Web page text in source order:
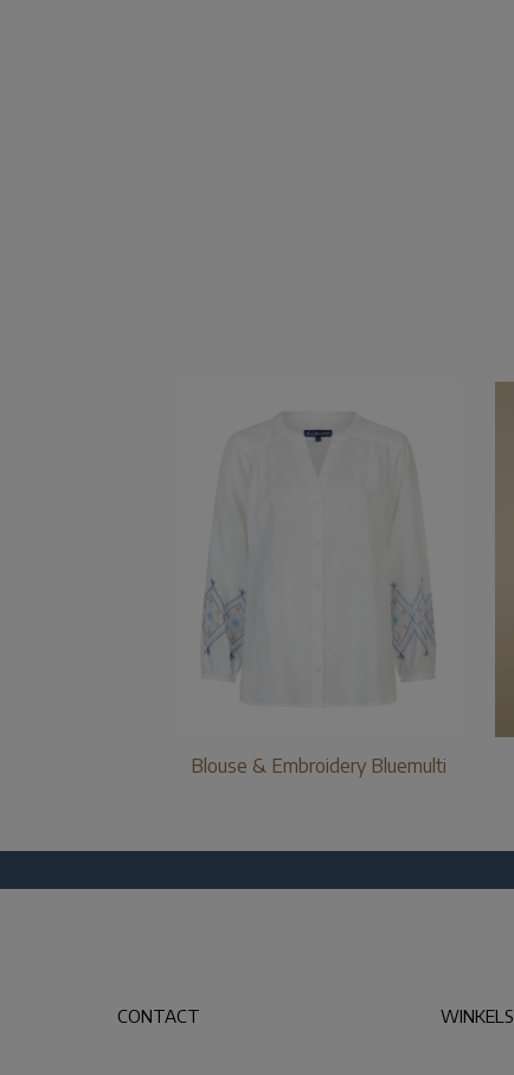
Blouse & Embroidery Bluemulti
CONTACT WINKELS